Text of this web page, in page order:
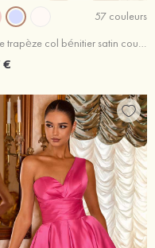
57 couleurs
Robe trapèze col bénitier satin courte/mini robe de fête de la rentrée
€